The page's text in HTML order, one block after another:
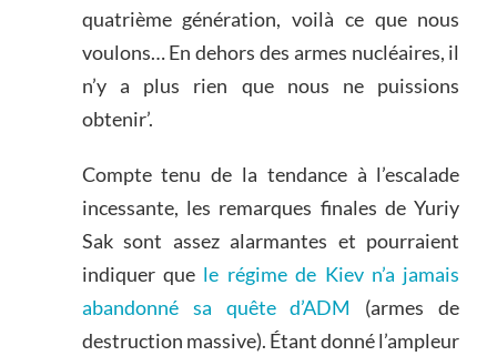
quatrième génération, voilà ce que nous
voulons… En dehors des armes nucléaires, il
n’y a plus rien que nous ne puissions
obtenir’.
Compte tenu de la tendance à l’escalade
incessante, les remarques finales de Yuriy
Sak sont assez alarmantes et pourraient
indiquer que le régime de Kiev n’a jamais
abandonné sa quête d’ADM
(armes de
destruction massive). Étant donné l’ampleur